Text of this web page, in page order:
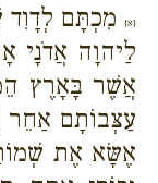
{א} מִכְתָּם לְדָוִד
לַיהוָה אֲדֹנָי
אֲשֶׁר בָּאָרֶץ
עַצְּבוֹתָם אַחֵר
אֶשָּׂא אֶת